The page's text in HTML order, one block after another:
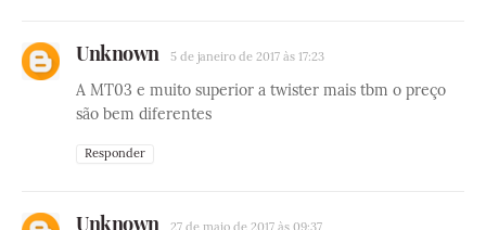
Unknown 5 de janeiro de 2017 às 17:23
A MT03 e muito superior a twister mais tbm o preço
são bem diferentes
Responder
Unknown